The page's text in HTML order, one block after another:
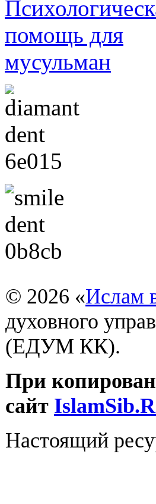
© 2026 «Ислам
духовного
(ЕДУМ КК).
При
сайт
Настоящий